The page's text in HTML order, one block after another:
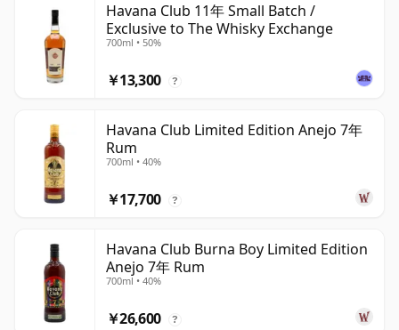
Havana Club 11年 Small Batch /
Exclusive to The Whisky Exchange
700ml • 50%
￥13,300 ?
Havana Club Limited Edition Anejo 7年
Rum
700ml • 40%
￥17,700 ?
Havana Club Burna Boy Limited Edition
Anejo 7年 Rum
700ml • 40%
￥26,600 ?